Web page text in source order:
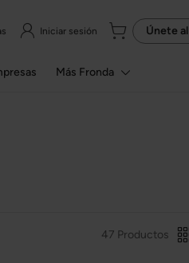
Iniciar sesión Únete al
Más Fronda
47 Productos